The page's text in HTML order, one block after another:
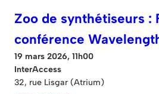
Zoo de synthétiseurs :
conférence
19 mars 2026, 11h00
InterAccess
32, rue Lisgar (Atrium)